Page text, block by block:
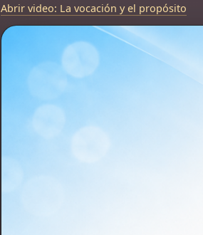
Abrir video: La vocación y el propósito